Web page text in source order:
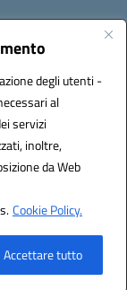
degli utenti -
al
servizi
inoltre,
da Web
Cookie Policy.
Accettare tutto
S.r.l.
Italia